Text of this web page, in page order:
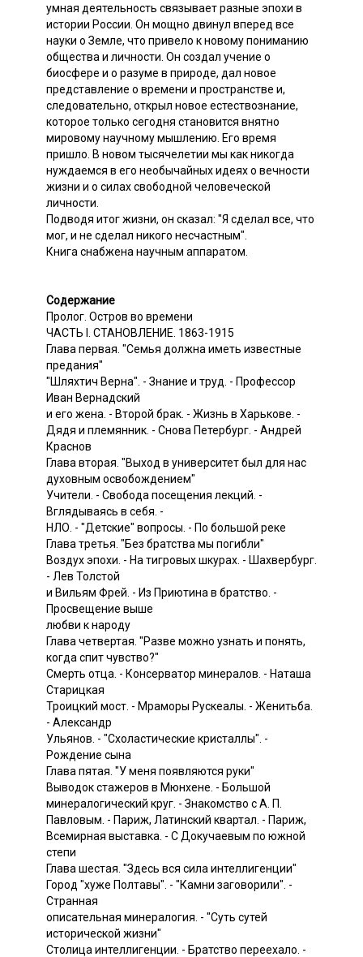
умная деятельность связывает разные эпохи в
истории России. Он мощно двинул вперед все
науки о Земле, что привело к новому пониманию
общества и личности. Он создал учение о
биосфере и о разуме в природе, дал новое
представление о времени и пространстве и,
следовательно, открыл новое естествознание,
которое только сегодня становится внятно
мировому научному мышлению. Его время
пришло. В новом тысячелетии мы как никогда
нуждаемся в его необычайных идеях о вечности
жизни и о силах свободной человеческой
личности.
Подводя итог жизни, он сказал: "Я сделал все, что
мог, и не сделал никого несчастным".
Книга снабжена научным аппаратом.
Содержание
Пролог. Остров во времени
ЧАСТЬ I. СТАНОВЛЕНИЕ. 1863-1915
Глава первая. "Семья должна иметь известные
предания"
"Шляхтич Верна". - Знание и труд. - Профессор
Иван Вернадский
и его жена. - Второй брак. - Жизнь в Харькове. -
Дядя и племянник. - Снова Петербург. - Андрей
Краснов
Глава вторая. "Выход в университет был для нас
духовным освобождением"
Учители. - Свобода посещения лекций. -
Вглядываясь в себя. -
НЛО. - "Детские" вопросы. - По большой реке
Глава третья. "Без братства мы погибли"
Воздух эпохи. - На тигровых шкурах. - Шахвербург.
- Лев Толстой
и Вильям Фрей. - Из Приютина в братство. -
Просвещение выше
любви к народу
Глава четвертая. "Разве можно узнать и понять,
когда спит чувство?"
Смерть отца. - Консерватор минералов. - Наташа
Старицкая
Троицкий мост. - Мраморы Рускеалы. - Женитьба.
- Александр
Ульянов. - "Схоластические кристаллы". -
Рождение сына
Глава пятая. "У меня появляются руки"
Выводок стажеров в Мюнхене. - Большой
минералогический круг. - Знакомство с А. П.
Павловым. - Париж, Латинский квартал. - Париж,
Всемирная выставка. - С Докучаевым по южной
степи
Глава шестая. "Здесь вся сила интеллигенции"
Город "хуже Полтавы". - "Камни заговорили". -
Странная
описательная минералогия. - "Суть сутей
исторической жизни"
Столица интеллигенции. - Братство переехало. -